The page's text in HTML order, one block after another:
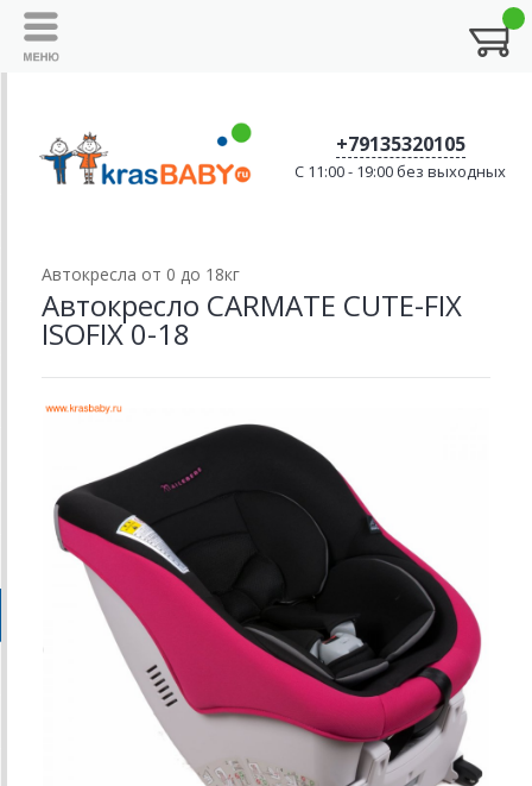
+79135320105
C 11:00 - 19:00 без выходных
Автокресла от 0 до 18кг
Автокресло CARMATE CUTE-FIX
ISOFIX 0-18